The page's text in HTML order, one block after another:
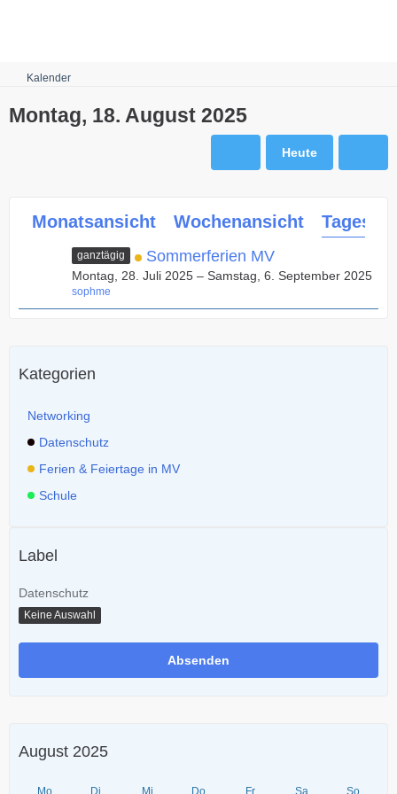
Kalender
Montag, 18. August 2025
Heute
Monatsansicht Wochenansicht
ganztägig Sommerferien MV
Montag, 28. Juli 2025 – Samstag, 6. September 2025
sophme
Kategorien
Networking
Datenschutz
Ferien & Feiertage in MV
Schule
Label
Datenschutz
Keine Auswahl
August 2025
Mo Di Mi Do Fr Sa So